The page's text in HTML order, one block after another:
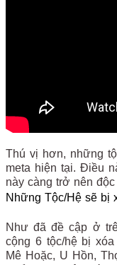
Thú vị hơn, những
meta hiện tại. Điều
này càng trở nên
Những Tộc/Hệ sẽ bị
Như đã đề cập ở
cộng 6 tộc/hệ bị
Mê Hoặc, U Hồn,